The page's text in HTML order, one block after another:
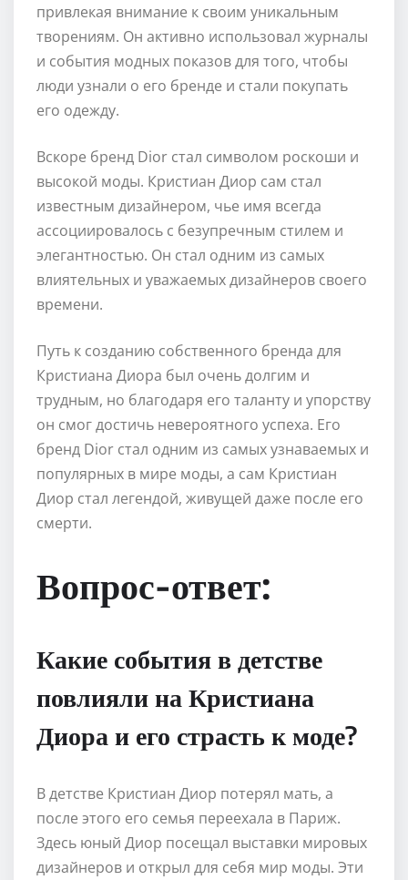
привлекая внимание к своим уникальным
творениям. Он активно использовал журналы
и события модных показов для того, чтобы
люди узнали о его бренде и стали покупать
его одежду.
Вскоре бренд Dior стал символом роскоши и
высокой моды. Кристиан Диор сам стал
известным дизайнером, чье имя всегда
ассоциировалось с безупречным стилем и
элегантностью. Он стал одним из самых
влиятельных и уважаемых дизайнеров своего
времени.
Путь к созданию собственного бренда для
Кристиана Диора был очень долгим и
трудным, но благодаря его таланту и упорству
он смог достичь невероятного успеха. Его
бренд Dior стал одним из самых узнаваемых и
популярных в мире моды, а сам Кристиан
Диор стал легендой, живущей даже после его
смерти.
Вопрос-ответ:
Какие события в детстве
повлияли на Кристиана
Диора и его страсть к моде?
В детстве Кристиан Диор потерял мать, а
после этого его семья переехала в Париж.
Здесь юный Диор посещал выставки мировых
дизайнеров и открыл для себя мир моды. Эти